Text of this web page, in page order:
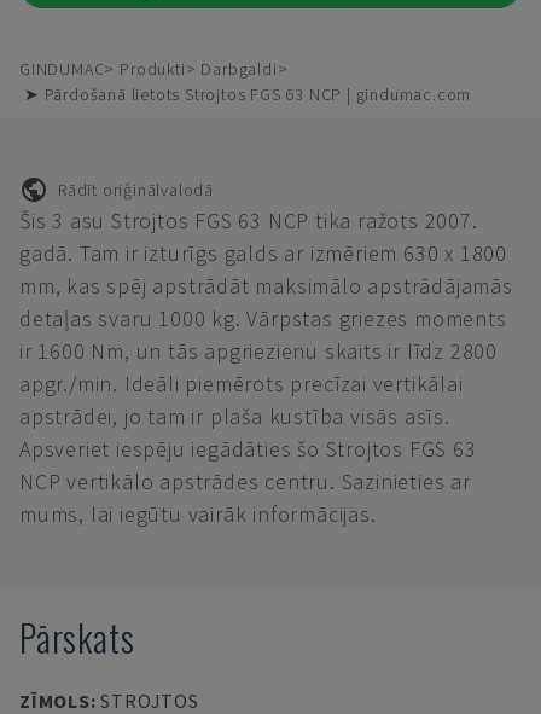
GINDUMAC Produkti
Darbgaldi
➤ Pārdošanā lietots Strojtos FGS 63 NCP | gindumac.com
Rādīt oriģinālvalodā
Šis 3 asu Strojtos FGS 63 NCP tika ražots 2007.
gadā. Tam ir izturīgs galds ar izmēriem 630 x 1800
mm, kas spēj apstrādāt maksimālo apstrādājamās
detaļas svaru 1000 kg. Vārpstas griezes moments
ir 1600 Nm, un tās apgriezienu skaits ir līdz 2800
apgr./min. Ideāli piemērots precīzai vertikālai
apstrādei, jo tam ir plaša kustība visās asīs.
Apsveriet iespēju iegādāties šo Strojtos FGS 63
NCP vertikālo apstrādes centru. Sazinieties ar
mums, lai iegūtu vairāk informācijas.
Pārskats
ZĪMOLS:STROJTOS